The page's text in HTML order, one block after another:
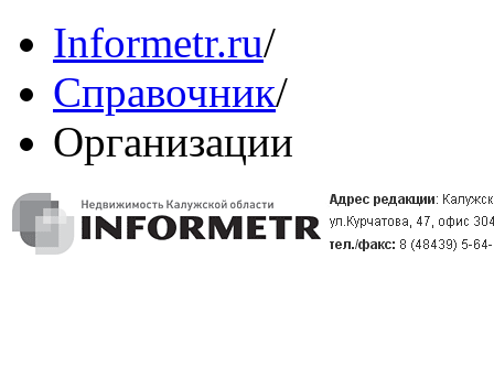
Informetr.ru/
Справочник/
Организации